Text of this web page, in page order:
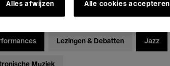
Lezingen & Debatten Jazz
Alles afwijzen Alle cookies accepteren